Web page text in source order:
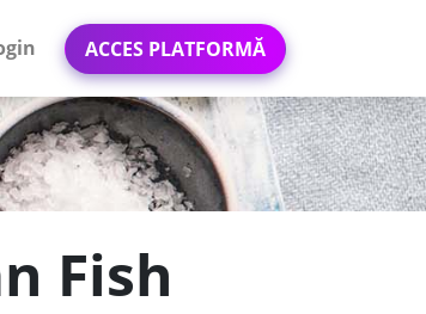
ACCES PLATFORMĂ
Fish